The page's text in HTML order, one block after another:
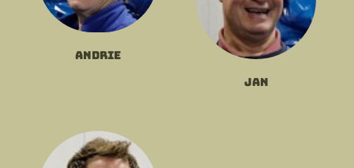
Andrie
Jan